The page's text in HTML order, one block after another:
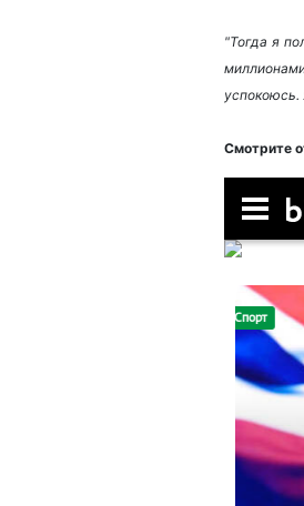
"Тогда я
успокоюсь.
Смотрите